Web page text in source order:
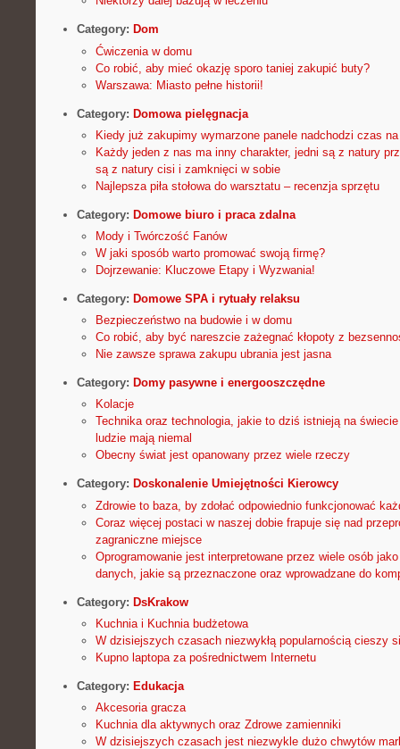
Category: Dom
Ćwiczenia w domu
Co robić, aby mieć okazję sporo taniej zakupić buty?
Warszawa: Miasto pełne historii!
Category: Domowa pielęgnacja
Kiedy już zakupimy wymarzone panele nadchodzi czas
Każdy jeden z nas ma inny charakter, jedni są z natury
są z natury cisi i zamknięci w sobie
Najlepsza piła stołowa do warsztatu – recenzja sprzętu
Category: Domowe biuro i praca zdalna
Mody i Twórczość Fanów
W jaki sposób warto promować swoją firmę?
Dojrzewanie: Kluczowe Etapy i Wyzwania!
Category: Domowe SPA i rytuały relaksu
Bezpieczeństwo na budowie i w domu
Co robić, aby być nareszcie zażegnać kłopoty z
Nie zawsze sprawa zakupu ubrania jest jasna
Category: Domy pasywne i energooszczędne
Kolacje
Technika oraz technologia, jakie to dziś istnieją na
ludzie mają niemal
Obecny świat jest opanowany przez wiele rzeczy
Category: Doskonalenie Umiejętności Kierowcy
Zdrowie to baza, by zdołać odpowiednio funkcjonować
Coraz więcej postaci w naszej dobie frapuje się nad
zagraniczne miejsce
Oprogramowanie jest interpretowane przez wiele osób
danych, jakie są przeznaczone oraz wprowadzane do
Category: DsKrakow
Kuchnia i Kuchnia budżetowa
W dzisiejszych czasach niezwykłą popularnością cieszy
Kupno laptopa za pośrednictwem Internetu
Category: Edukacja
Akcesoria gracza
Kuchnia dla aktywnych oraz Zdrowe zamienniki
W dzisiejszych czasach jest niezwykle dużo chwytów